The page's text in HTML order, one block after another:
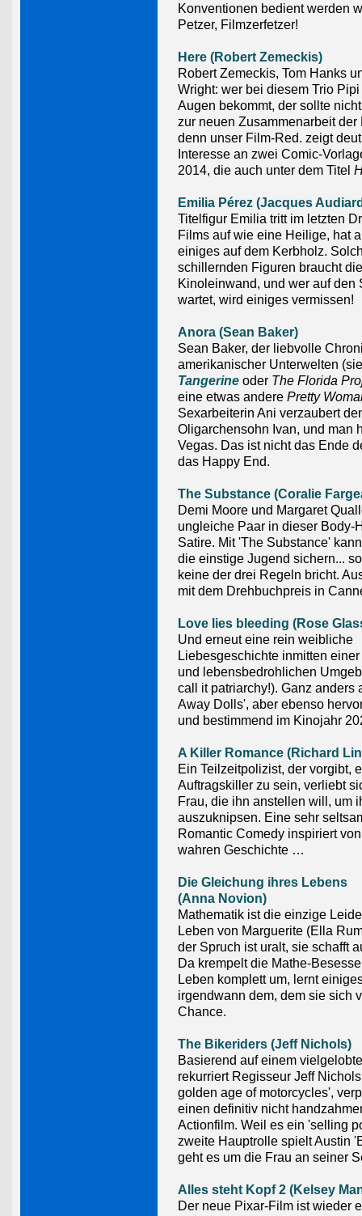
Konventionen bedient werden
Petzer, Filmzerfetzer!
Here (Robert Zemeckis)
Robert Zemeckis, Tom Hanks
Wright: wer bei diesem Trio
Augen bekommt, der sollte
zur neuen Zusammenarbeit der
denn unser Film-Red. zeigt
Interesse an zwei Comic-
2014, die auch unter dem Titel
Emilia Pérez (Jacques
Titelfigur Emilia tritt im letzten
Films auf wie eine Heilige, hat
einiges auf dem Kerbholz.
schillernden Figuren braucht die
Kinoleinwand, und wer auf den
wartet, wird einiges vermissen!
Anora (Sean Baker)
Sean Baker, der liebvolle
amerikanischer Unterwelten
Tangerine oder The Florida
eine etwas andere Pretty
Sexarbeiterin Ani verzaubert
Oligarchensohn Ivan, und man
Vegas. Das ist nicht das Ende
das Happy End.
The Substance (Coralie
Demi Moore und Margaret
ungleiche Paar in dieser Body-
Satire. Mit 'The Substance'
die einstige Jugend sichern...
keine der drei Regeln bricht.
mit dem Drehbuchpreis in
Love lies bleeding (Rose
Und erneut eine rein weibliche
Liebesgeschichte inmitten
und lebensbedrohlichen
call it patriarchy!). Ganz anders
Away Dolls', aber ebenso
und bestimmend im Kinojahr
A Killer Romance (Richard
Ein Teilzeitpolizist, der vorgibt,
Auftragskiller zu sein, verliebt
Frau, die ihn anstellen will, um
auszuknipsen. Eine sehr
Romantic Comedy inspiriert
wahren Geschichte …
Die Gleichung ihres Lebens
(Anna Novion)
Mathematik ist die einzige
Leben von Marguerite (Ella
der Spruch ist uralt, sie schafft
Da krempelt die Mathe-
Leben komplett um, lernt
irgendwann dem, dem sie sich
Chance.
The Bikeriders (Jeff Nichols)
Basierend auf einem
rekurriert Regisseur Jeff
golden age of motorcycles',
einen definitiv nicht
Actionfilm. Weil es ein 'selling
zweite Hauptrolle spielt Austin
geht es um die Frau an seiner
Alles steht Kopf 2 (Kelsey
Der neue Pixar-Film ist wieder